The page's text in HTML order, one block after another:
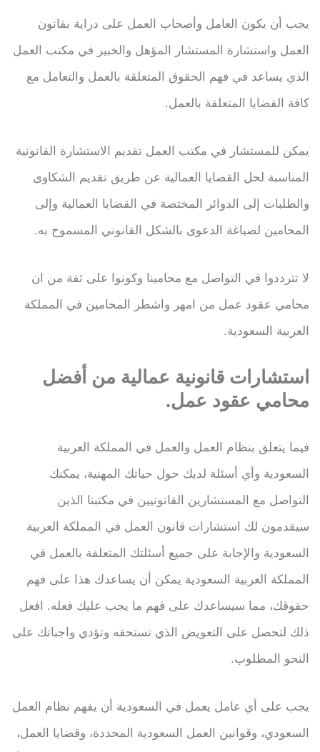
يجب أن يكون العامل وأصحاب العمل على دراية بقانون
العمل واستشارة المستشار المؤهل والخبير في مكتب العمل
الذي يساعد في فهم الحقوق المتعلقة بالعمل والتعامل مع
كافة القضايا المتعلقة بالعمل.
يمكن للمستشار في مكتب العمل تقديم الاستشارة القانونية
المناسبة لحل القضايا العمالية عن طريق تقديم الشكاوى
والطلبات إلى الدوائر المختصة في القضايا العمالية وإلى
المحامين لصياغة الدعوى بالشكل القانوني المسموح به.
لا تترددوا في التواصل مع محامينا وكونوا على ثقة من ان
محامي عقود عمل من امهر واشطر المحامين في المملكة
العربية السعودية.
استشارات قانونية عمالية من أفضل
محامي عقود عمل.
فيما يتعلق بنظام العمل والعمل في المملكة العربية
السعودية وأي أسئلة لديك حول حياتك المهنية، يمكنك
التواصل مع المستشارين القانونيين في مكتبنا الذين
سيقدمون لك استشارات قانون العمل في المملكة العربية
السعودية والإجابة على جميع أسئلتك المتعلقة بالعمل في
المملكة العربية السعودية يمكن أن يساعدك هذا على فهم
حقوقك، مما سيساعدك على فهم ما يجب عليك فعله. افعل
ذلك لتحصل على التعويض الذي تستحقه وتؤدي واجباتك على
النحو المطلوب.
يجب على أي عامل يعمل في السعودية أن يفهم نظام العمل
السعودي، وقوانين العمل السعودية المحددة، وقضايا العمل،